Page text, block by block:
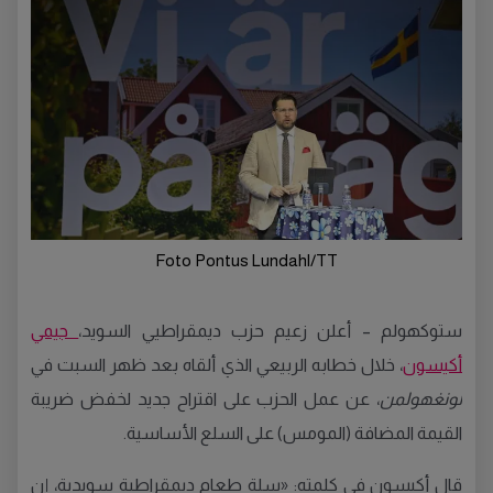
Foto Pontus Lundahl/TT
ستوكهولم – أعلن زعيم حزب ديمقراطيي السويد، جيمي
أكيسون، خلال خطابه الربيعي الذي ألقاه بعد ظهر السبت في
لونغهولمن، عن عمل الحزب على اقتراح جديد لخفض ضريبة
القيمة المضافة (المومس) على السلع الأساسية.
قال أكيسون في كلمته: «سلة طعام ديمقراطية سويدية، إن